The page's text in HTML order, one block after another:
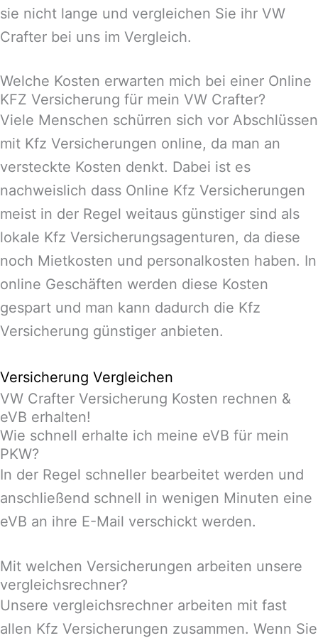
sie nicht lange und vergleichen Sie ihr VW
Crafter bei uns im Vergleich.
Welche Kosten erwarten mich bei einer Online
KFZ Versicherung für mein VW Crafter?
Viele Menschen schürren sich vor Abschlüssen
mit Kfz Versicherungen online, da man an
versteckte Kosten denkt. Dabei ist es
nachweislich dass Online Kfz Versicherungen
meist in der Regel weitaus günstiger sind als
lokale Kfz Versicherungsagenturen, da diese
noch Mietkosten und personalkosten haben. In
online Geschäften werden diese Kosten
gespart und man kann dadurch die Kfz
Versicherung günstiger anbieten.
Versicherung Vergleichen
VW Crafter Versicherung Kosten rechnen &
eVB erhalten!
Wie schnell erhalte ich meine eVB für mein
PKW?
In der Regel schneller bearbeitet werden und
anschließend schnell in wenigen Minuten eine
eVB an ihre E-Mail verschickt werden.
Mit welchen Versicherungen arbeiten unsere
vergleichsrechner?
Unsere vergleichsrechner arbeiten mit fast
allen Kfz Versicherungen zusammen. Wenn Sie